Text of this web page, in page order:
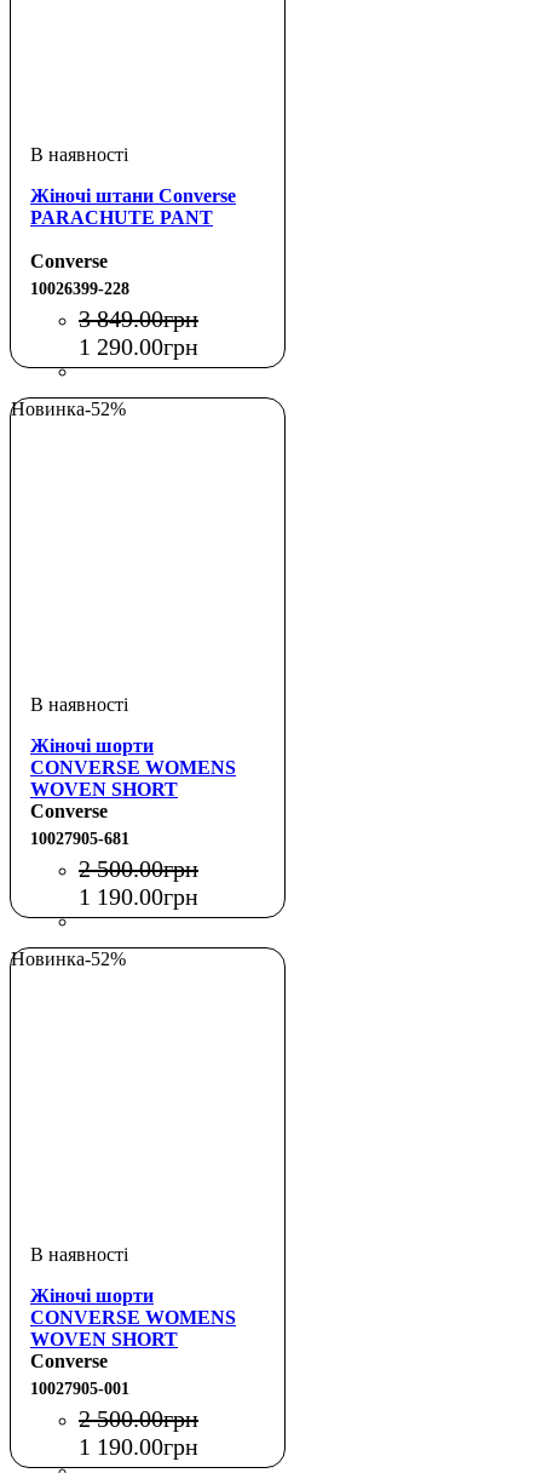
Жіночі штани Converse
PARACHUTE PANT
Converse
10026399-228
3 849.00грн
1 290.00грн
Новинка-52%
Жіночі шорти
CONVERSE WOMENS
WOVEN SHORT
Converse
10027905-681
2 500.00грн
1 190.00грн
Новинка-52%
Жіночі шорти
CONVERSE WOMENS
WOVEN SHORT
Converse
10027905-001
2 500.00грн
1 190.00грн